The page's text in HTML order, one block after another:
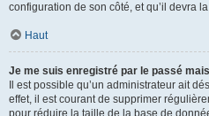
configuration de son côté, et qu’il devra
Haut
Je me suis enregistré par le passé
Il est possible qu’un administrateur ait
effet, il est courant de supprimer
pour réduire la taille de la base de